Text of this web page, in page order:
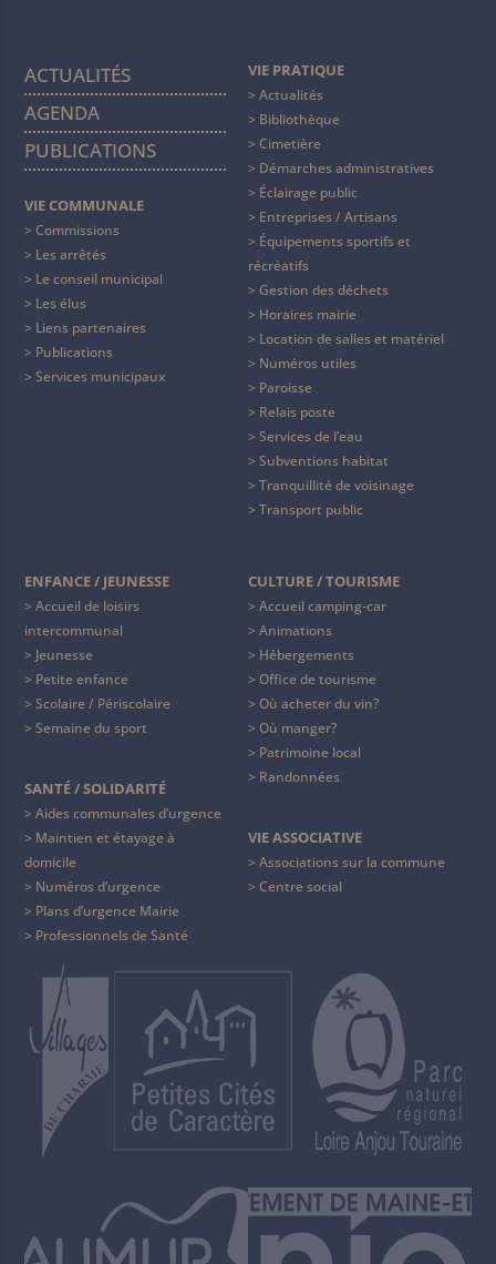
ACTUALITÉS
AGENDA
PUBLICATIONS
VIE COMMUNALE
Commissions
Les arrêtés
Le conseil municipal
Les élus
Liens partenaires
Publications
Services municipaux
VIE PRATIQUE
Actualités
Bibliothèque
Cimetière
Démarches administratives
Éclairage public
Entreprises / Artisans
Équipements sportifs et
récréatifs
Gestion des déchets
Horaires mairie
Location de salles et matériel
Numéros utiles
Paroisse
Relais poste
Services de l’eau
Subventions habitat
Tranquillité de voisinage
Transport public
ENFANCE / JEUNESSE
Accueil de loisirs
intercommunal
Jeunesse
Petite enfance
Scolaire / Périscolaire
Semaine du sport
SANTÉ / SOLIDARITÉ
Aides communales d’urgence
Maintien et étayage à
domicile
Numéros d’urgence
Plans d’urgence Mairie
Professionnels de Santé
CULTURE / TOURISME
Accueil camping-car
Animations
Hébergements
Office de tourisme
Où acheter du vin?
Où manger?
Patrimoine local
Randonnées
VIE ASSOCIATIVE
Associations sur la commune
Centre social